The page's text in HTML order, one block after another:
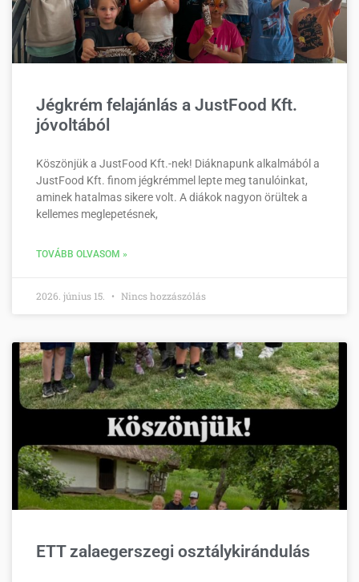
Jégkrém felajánlás a JustFood Kft.
jóvoltából
Köszönjük a JustFood Kft.-nek! Diáknapunk alkalmából a
JustFood Kft. finom jégkrémmel lepte meg tanulóinkat,
aminek hatalmas sikere volt. A diákok nagyon örültek a
kellemes meglepetésnek,
TOVÁBB OLVASOM »
2026. június 15. Nincs hozzászólás
ETT zalaegerszegi osztálykirándulás